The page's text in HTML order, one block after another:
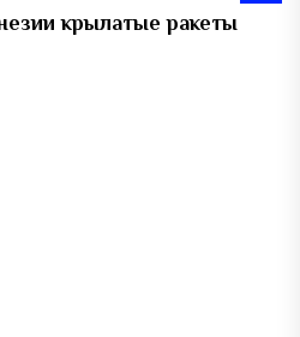
крылатые ракеты